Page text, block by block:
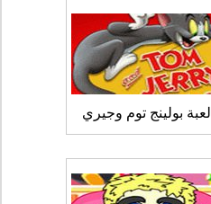
لعبة بولينج توم وجيري